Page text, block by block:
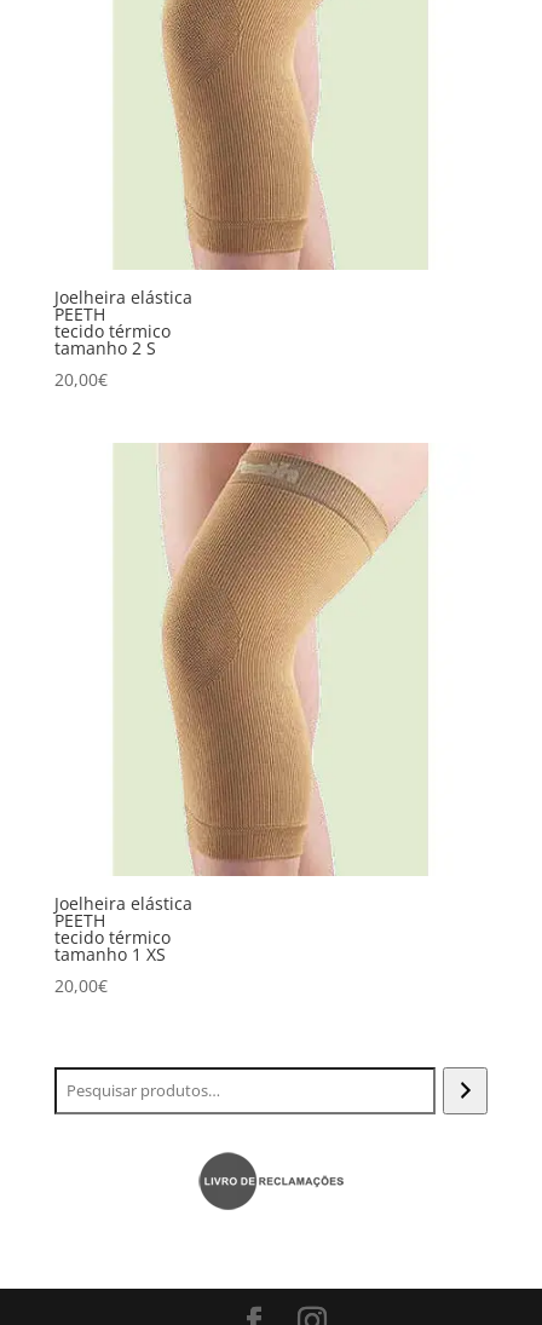
Joelheira elástica
PEETH
tecido térmico
tamanho 2 S
20,00€
Joelheira elástica
PEETH
tecido térmico
tamanho 1 XS
20,00€